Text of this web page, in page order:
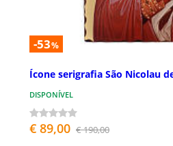
-53%
Ícone serigrafia São Nicolau
DISPONÍVEL
€ 89,00 € 190,00